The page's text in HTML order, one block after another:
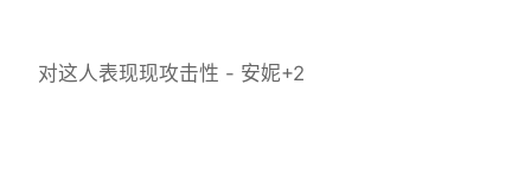
对这人表现现攻击性 - 安妮+2